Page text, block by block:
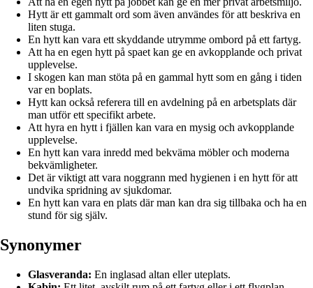
Hytt är ett gammalt ord som även användes för att beskriva en
liten stuga.
En hytt kan vara ett skyddande utrymme ombord på ett fartyg.
Att ha en egen hytt på spaet kan ge en avkopplande och privat
upplevelse.
I skogen kan man stöta på en gammal hytt som en gång i tiden
var en boplats.
Hytt kan också referera till en avdelning på en arbetsplats där
man utför ett specifikt arbete.
Att hyra en hytt i fjällen kan vara en mysig och avkopplande
upplevelse.
En hytt kan vara inredd med bekväma möbler och moderna
bekvämligheter.
Det är viktigt att vara noggrann med hygienen i en hytt för att
undvika spridning av sjukdomar.
En hytt kan vara en plats där man kan dra sig tillbaka och ha en
stund för sig själv.
Synonymer
Glasveranda: En inglasad altan eller uteplats.